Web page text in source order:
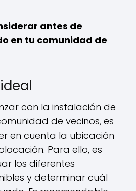
antes de
en tu comunidad de
con la instalación de
de vecinos, es
en cuenta la ubicación
Para ello, es
los diferentes
y determinar cuál